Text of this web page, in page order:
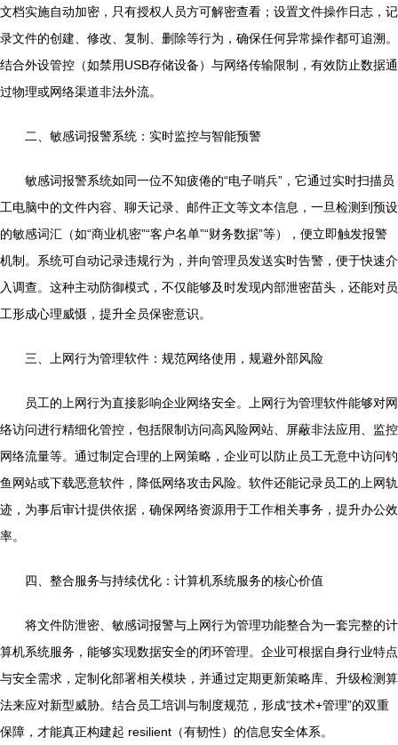
文档实施自动加密，只有授权人员方可解密查看；设置文件操作日志，记
录文件的创建、修改、复制、删除等行为，确保任何异常操作都可追溯。
结合外设管控（如禁用USB存储设备）与网络传输限制，有效防止数据通
过物理或网络渠道非法外流。
二、敏感词报警系统：实时监控与智能预警
敏感词报警系统如同一位不知疲倦的“电子哨兵”，它通过实时扫描员
工电脑中的文件内容、聊天记录、邮件正文等文本信息，一旦检测到预设
的敏感词汇（如“商业机密”“客户名单”“财务数据”等），便立即触发报警
机制。系统可自动记录违规行为，并向管理员发送实时告警，便于快速介
入调查。这种主动防御模式，不仅能够及时发现内部泄密苗头，还能对员
工形成心理威慑，提升全员保密意识。
三、上网行为管理软件：规范网络使用，规避外部风险
员工的上网行为直接影响企业网络安全。上网行为管理软件能够对网
络访问进行精细化管控，包括限制访问高风险网站、屏蔽非法应用、监控
网络流量等。通过制定合理的上网策略，企业可以防止员工无意中访问钓
鱼网站或下载恶意软件，降低网络攻击风险。软件还能记录员工的上网轨
迹，为事后审计提供依据，确保网络资源用于工作相关事务，提升办公效
率。
四、整合服务与持续优化：计算机系统服务的核心价值
将文件防泄密、敏感词报警与上网行为管理功能整合为一套完整的计
算机系统服务，能够实现数据安全的闭环管理。企业可根据自身行业特点
与安全需求，定制化部署相关模块，并通过定期更新策略库、升级检测算
法来应对新型威胁。结合员工培训与制度规范，形成“技术+管理”的双重
保障，才能真正构建起 resilient（有韧性）的信息安全体系。